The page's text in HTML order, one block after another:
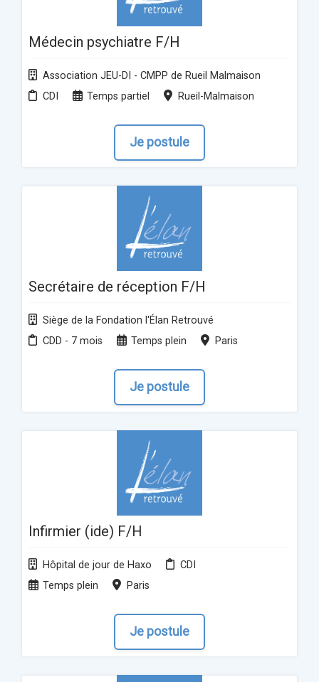
Médecin psychiatre F/H
Association JEU-DI - CMPP de Rueil Malmaison
CDI
Temps partiel Rueil-Malmaison
Je postule
Secrétaire de réception F/H
Siège de la Fondation l'Élan Retrouvé
CDD - 7 mois
Temps plein Paris
Je postule
Infirmier (ide) F/H
Hôpital de jour de Haxo
CDI
Temps plein
Paris
Je postule